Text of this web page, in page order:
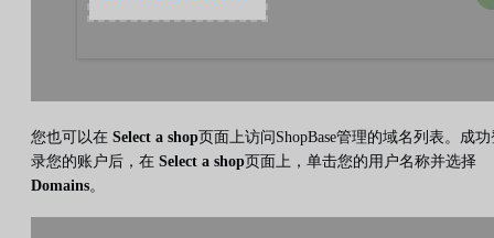
您也可以在 Select a shop页面上访问ShopBase管理的域名列表。成功
录您的账户后，在 Select a shop页面上，单击您的用户名称并选择
Domains。